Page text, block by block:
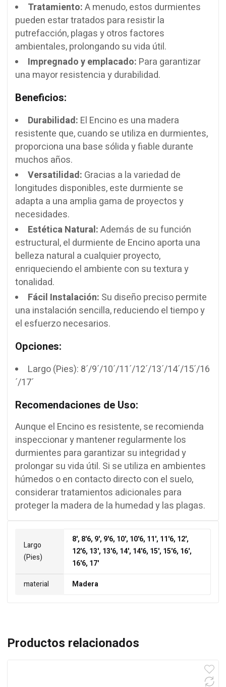
Tratamiento:A menudo, estos durmientes
pueden estar tratados para resistir la
putrefacción, plagas y otros factores
ambientales, prolongando su vida útil.
Impregnado y emplacado: Para garantizar
una mayor resistencia y durabilidad.
Beneficios:
Durabilidad: El Encino es una madera
resistente que, cuando se utiliza en durmientes,
proporciona una base sólida y fiable durante
muchos años.
Versatilidad: Gracias a la variedad de
longitudes disponibles, este durmiente se
adapta a una amplia gama de proyectos y
necesidades.
Estética Natural:Además de su función
estructural, el durmiente de Encino aporta una
belleza natural a cualquier proyecto,
enriqueciendo el ambiente con su textura y
tonalidad.
Fácil Instalación: Su diseño preciso permite
una instalación sencilla, reduciendo el tiempo y
el esfuerzo necesarios.
Opciones:
Largo (Pies): 8´/9´/10´/11´/12´/13´/14´/15´/16
´/17´
Recomendaciones de Uso:
Aunque el Encino es resistente, se recomienda
inspeccionar y mantener regularmente los
durmientes para garantizar su integridad y
prolongar su vida útil. Si se utiliza en ambientes
húmedos o en contacto directo con el suelo,
considerar tratamientos adicionales para
proteger la madera de la humedad y las plagas.
Largo
(Pies)
8', 8'6, 9', 9'6, 10', 10'6, 11', 11'6, 12',
12'6, 13', 13'6, 14', 14'6, 15', 15'6, 16',
16'6, 17'
material
Madera
Productos relacionados